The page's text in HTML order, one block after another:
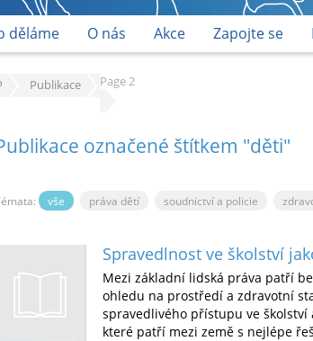
děláme O nás Akce Zapojte se
Publikace Page 2
označené štítkem "děti"
vše práva dětí soudnictví a policie
Spravedlnost ve školství
Mezi základní lidská práva patří
ohledu na prostředí a zdravotní
spravedlivého přístupu ve
které patří mezi země s nejlépe